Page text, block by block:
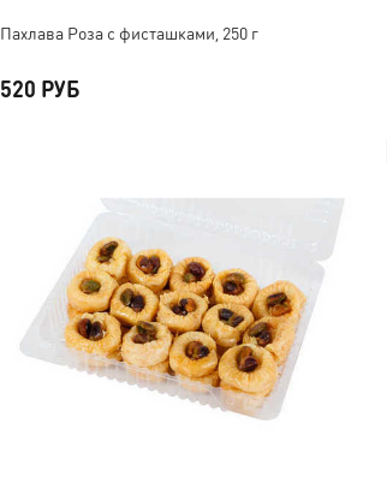
Пахлава Роза с фисташками, 250 г
520 РУБ